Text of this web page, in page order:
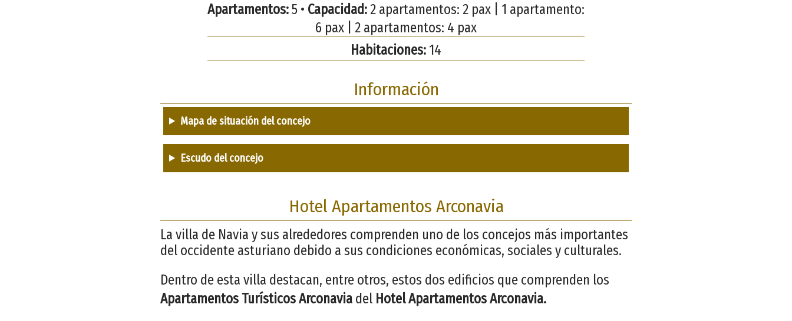
Apartamentos:5 • Capacidad: 2 apartamentos: 2 pax | 1 apartamento:
6 pax | 2 apartamentos: 4 pax
Habitaciones: 14
Información
Mapa de situación del concejo
Escudo del concejo
Hotel Apartamentos Arconavia
La villa de Navia y sus alrededores comprenden uno de los concejos más importantes
del occidente asturiano debido a sus condiciones económicas, sociales y culturales.
Dentro de esta villa destacan, entre otros, estos dos edificios que comprenden los
Apartamentos TurísticosArconavia del Hotel Apartamentos Arconavia.